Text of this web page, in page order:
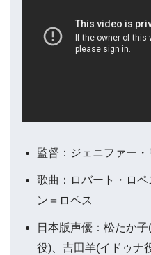
監督：ジェニファー
歌曲：ロバート・ロ
ン＝ロペス
日本版声優：松たか
役)、吉田羊(イドゥナ